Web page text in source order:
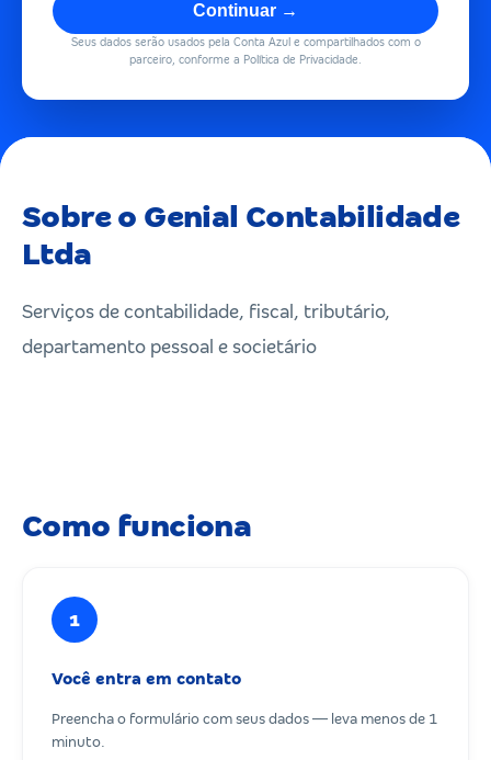
Continuar →
Seus dados serão usados pela Conta Azul e compartilhados com o
parceiro, conforme a Política de Privacidade.
Sobre o Genial Contabilidade
Ltda
Serviços de contabilidade, fiscal, tributário,
departamento pessoal e societário
Como funciona
1
Você entra em contato
Preencha o formulário com seus dados — leva menos de 1
minuto.